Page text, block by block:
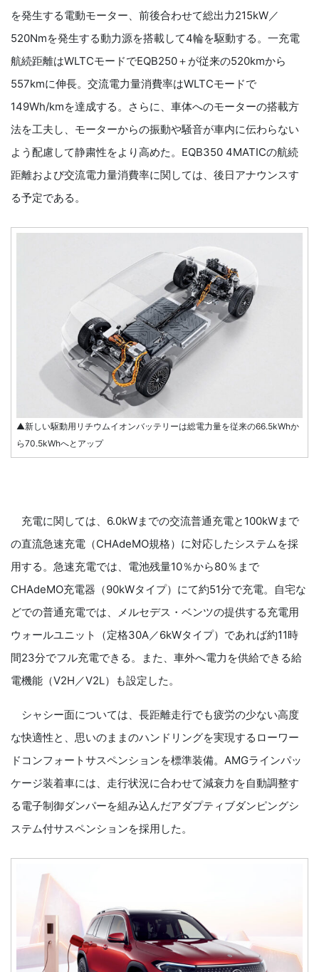
を発生する電動モーター、前後合わせて総出力215kW／
520Nmを発生する動力源を搭載して4輪を駆動する。一充電
航続距離はWLTCモードでEQB250＋が従来の520kmから
557kmに伸長。交流電力量消費率はWLTCモードで
149Wh/kmを達成する。さらに、車体へのモーターの搭載方
法を工夫し、モーターからの振動や騒音が車内に伝わらない
よう配慮して静粛性をより高めた。EQB350 4MATICの航続
距離および交流電力量消費率に関しては、後日アナウンスす
る予定である。
▲新しい駆動用リチウムイオンバッテリーは総電力量を従来の66.5kWhか
ら70.5kWhへとアップ
充電に関しては、6.0kWまでの交流普通充電と100kWまで
の直流急速充電（CHAdeMO規格）に対応したシステムを採
用する。急速充電では、電池残量10％から80％まで
CHAdeMO充電器（90kWタイプ）にて約51分で充電。自宅な
どでの普通充電では、メルセデス・ベンツの提供する充電用
ウォールユニット（定格30A／6kWタイプ）であれば約11時
間23分でフル充電できる。また、車外へ電力を供給できる給
電機能（V2H／V2L）も設定した。
シャシー面については、長距離走行でも疲労の少ない高度
な快適性と、思いのままのハンドリングを実現するローワー
ドコンフォートサスペンションを標準装備。AMGラインパッ
ケージ装着車には、走行状況に合わせて減衰力を自動調整す
る電子制御ダンパーを組み込んだアダプティブダンピングシ
ステム付サスペンションを採用した。